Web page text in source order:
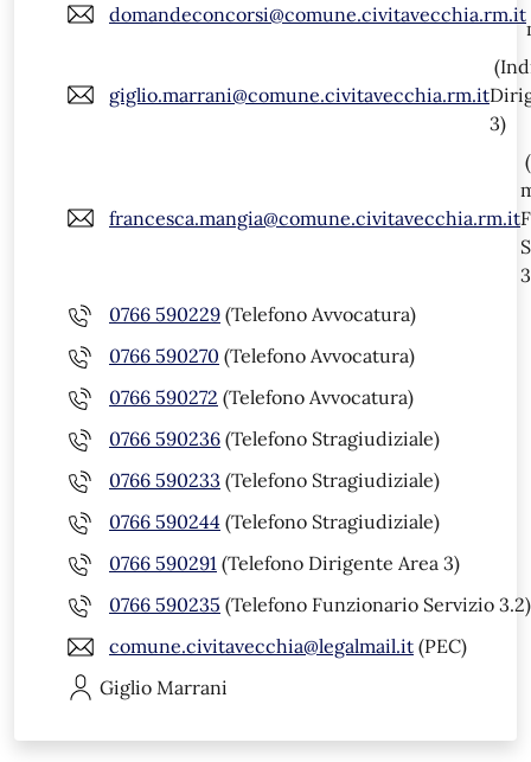
domandeconcorsi@comune.civitavecchia.rm.it
giglio.marrani@comune.civitavecchia.rm.it
3)
francesca.mangia@comune.civitavecchia.rm.it
0766 590229 (Telefono Avvocatura)
0766 590270 (Telefono Avvocatura)
0766 590272 (Telefono Avvocatura)
0766 590236 (Telefono Stragiudiziale)
0766 590233 (Telefono Stragiudiziale)
0766 590244 (Telefono Stragiudiziale)
0766 590291 (Telefono Dirigente Area 3)
0766 590235 (Telefono Funzionario Servizio 3.2)
comune.civitavecchia@legalmail.it (PEC)
Giglio Marrani